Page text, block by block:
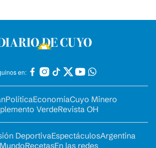
en:
PolíticaEconomíaCuyo Minero
VerdeRevista OH
DeportivaEspectáculosArgentina
RecetasEn las redes